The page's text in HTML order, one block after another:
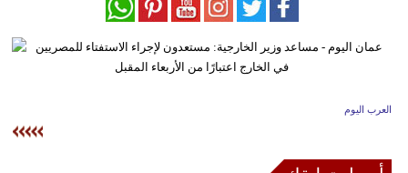
سياحة
ديكور
العرب اليوم